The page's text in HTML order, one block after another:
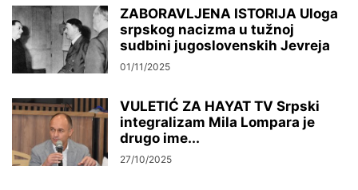
ZABORAVLJENA ISTORIJA Uloga
srpskog nacizma u tužnoj
sudbini jugoslovenskih Jevreja
01/11/2025
VULETIĆ ZA HAYAT TV Srpski
integralizam Mila Lompara je
drugo ime...
27/10/2025